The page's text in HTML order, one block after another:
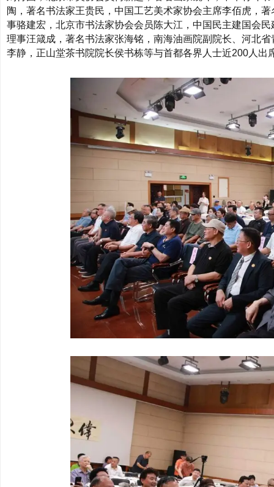
陶，著名书法家王贵民，中国工艺美术家协会主席李佰虎，
事骆建宏，北京市书法家协会会员陈大江，中国民主建国会
理事汪箴成，著名书法家张海铭，南海油画院副院长、河北
李静，正山堂茶书院院长侯书栋等与首都各界人士近200人出